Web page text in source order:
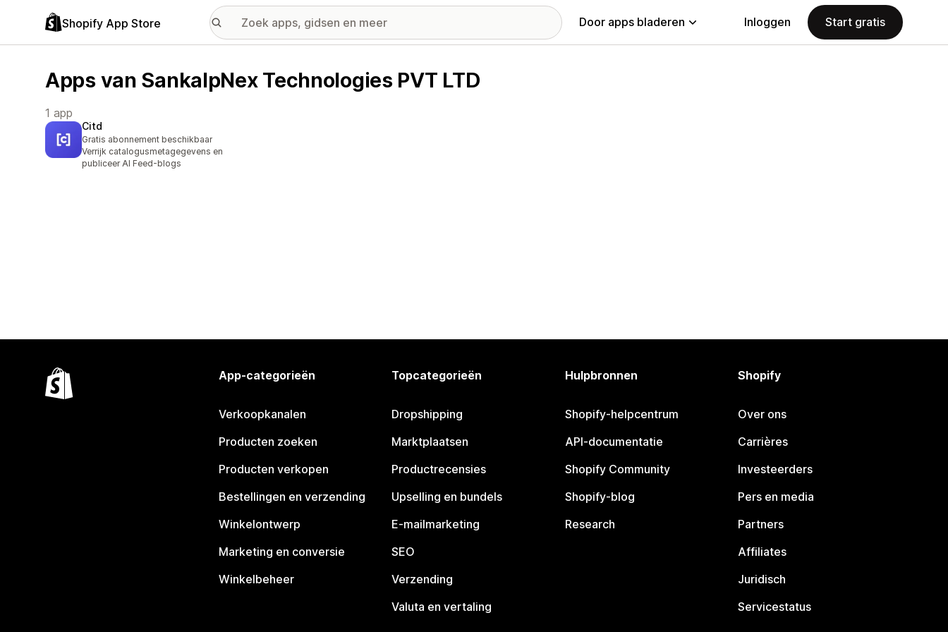
Shopify App Store Door apps bladeren Inloggen Start gratis
Apps van SankalpNex Technologies PVT LTD
1 app
Citd
Gratis abonnement beschikbaar
Verrijk catalogusmetagegevens en
publiceer AI Feed-blogs
App-categorieën
Verkoopkanalen
Producten zoeken
Producten verkopen
Bestellingen en verzending
Winkelontwerp
Marketing en conversie
Winkelbeheer
Topcategorieën
Dropshipping
Marktplaatsen
Productrecensies
Upselling en bundels
E-mailmarketing
SEO
Verzending
Valuta en vertaling
Hulpbronnen
Shopify-helpcentrum
API-documentatie
Shopify Community
Shopify-blog
Research
Shopify
Over ons
Carrières
Investeerders
Pers en media
Partners
Affiliates
Juridisch
Servicestatus